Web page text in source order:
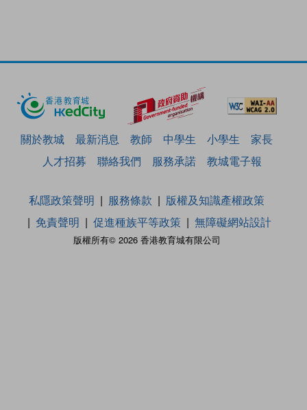
關於教城 最新消息 教師 中學生 小學生
家長
人才招募
聯絡我們 服務承諾 教城電子報
版權所有© 2026 香港教育城有限公司
私隱政策聲明 服務條款
版權及知識產權政策
免責聲明
促進種族平等政策 無障礙網站設計